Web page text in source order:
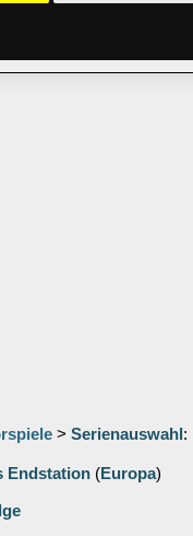
> Serienauswahl :
Endstation (Europa)